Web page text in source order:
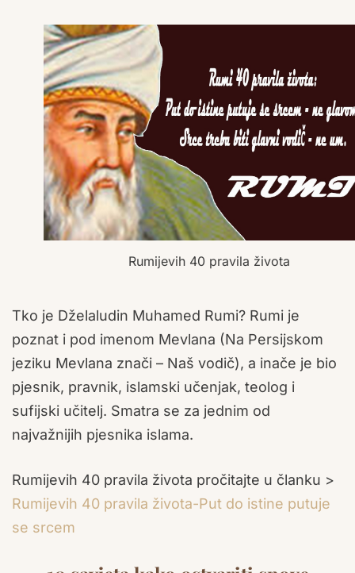
Rumijevih 40 pravila života
Tko je Dželaludin Muhamed Rumi? Rumi je
poznat i pod imenom Mevlana (Na Persijskom
jeziku Mevlana znači – Naš vodič), a inače je bio
pjesnik, pravnik, islamski učenjak, teolog i
sufijski učitelj. Smatra se za jednim od
najvažnijih pjesnika islama.
Rumijevih 40 pravila života pročitajte u članku >
Rumijevih 40 pravila života-Put do istine putuje
se srcem